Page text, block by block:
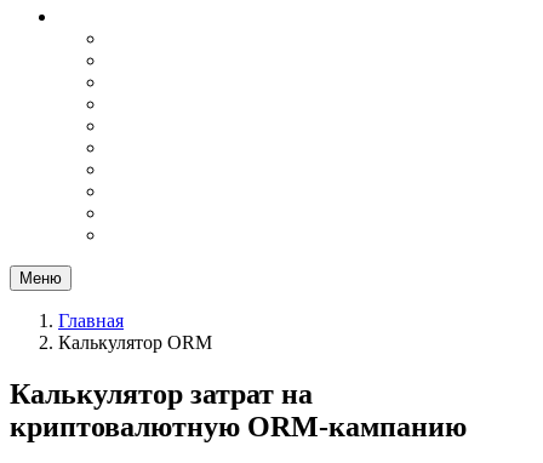
Меню
Главная
Калькулятор ORM
Калькулятор затрат на
криптовалютную ORM-кампанию